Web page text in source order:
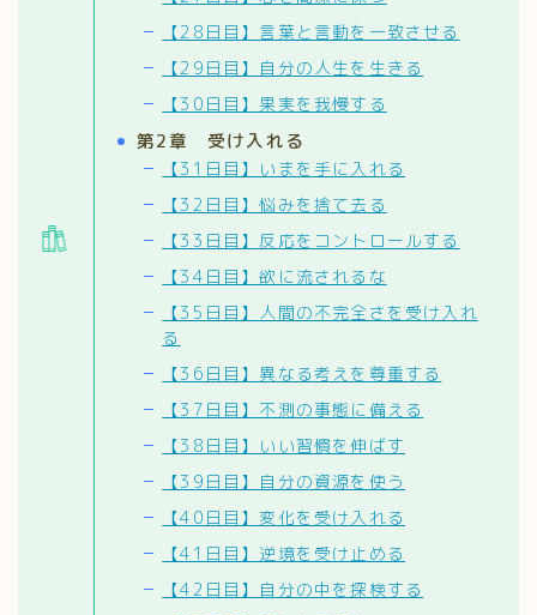
【28日目】言葉と言動を一致させる
【29日目】自分の人生を生きる
【30日目】果実を我慢する
第2章 受け入れる
【31日目】いまを手に入れる
【32日目】悩みを捨て去る
【33日目】反応をコントロールする
【34日目】欲に流されるな
【35日目】人間の不完全さを受け入れ
る
【36日目】異なる考えを尊重する
【37日目】不測の事態に備える
【38日目】いい習慣を伸ばす
【39日目】自分の資源を使う
【40日目】変化を受け入れる
【41日目】逆境を受け止める
【42日目】自分の中を探検する